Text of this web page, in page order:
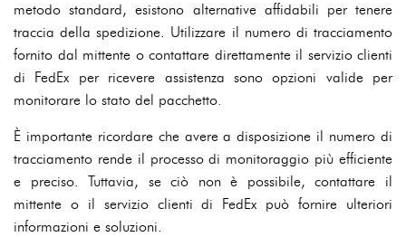
metodo standard, esistono alternative affidabili per tenere
traccia della spedizione. Utilizzare il numero di tracciamento
fornito dal mittente o contattare direttamente il servizio clienti
di FedEx per ricevere assistenza sono opzioni valide per
monitorare lo stato del pacchetto.
È importante ricordare che avere a disposizione il numero di
tracciamento rende il processo di monitoraggio più efficiente
e preciso. Tuttavia, se ciò non è possibile, contattare il
mittente o il servizio clienti di FedEx può fornire ulteriori
informazioni e soluzioni.